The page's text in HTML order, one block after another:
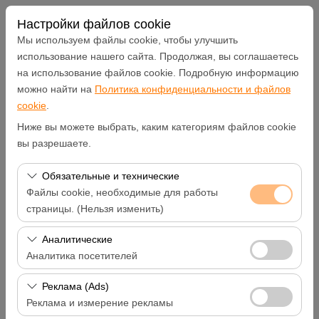
Настройки файлов cookie
Мы используем файлы cookie, чтобы улучшить
использование нашего сайта. Продолжая, вы соглашаетесь
на использование файлов cookie. Подробную информацию
можно найти на Политика конфиденциальности и файлов
cookie
Ниже вы можете выбрать, каким категориям файлов cookie
вы разрешаете.
Обязательные и технические
Файлы cookie, необходимые для работы
страницы. (Нельзя изменить)
Эти файлы cookie необходимы для корректной
работы сайта, безопасности, управления сеансами и
базовых функций. Их нельзя отключить.
Аналитические
Аналитика посетителей
Эти файлы cookie позволяют нам анализировать, как
используется наш сайт (количество посетителей,
самые посещаемые страницы, поведение
Реклама (Ads)
Реклама и измерение рекламы
Чувствительный элемент
Дата и время пуска
09:00
Дата и время возврата